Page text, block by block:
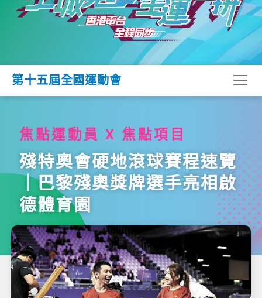
第十五屆全國運動會
焦點運動員 X 焦點項目
殘特奧會硬地滾球賽程速覽
｜巴黎殘奧獎牌選手亮相啟
德體育園